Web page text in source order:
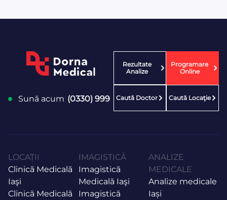
Sună acum (0330) 999
Rezultate
Analize
Programare
Online
Caută Doctor Caută Locaţie
LOCAȚII
Clinică Medicală
Iaşi
Clinică Medicală
IMAGISTICĂ
Imagistică
Medicală Iaşi
Imagistică
ANALIZE
MEDICALE
Analize medicale
Iași